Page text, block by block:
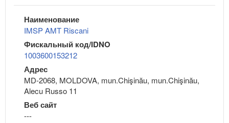
Наименование
IMSP AMT Riscani
Фискальный код/IDNO
1003600153212
Адрес
MD-2068, MOLDOVA, mun.Chişinău, mun.Chişinău,
Alecu Russo 11
Веб сайт
---